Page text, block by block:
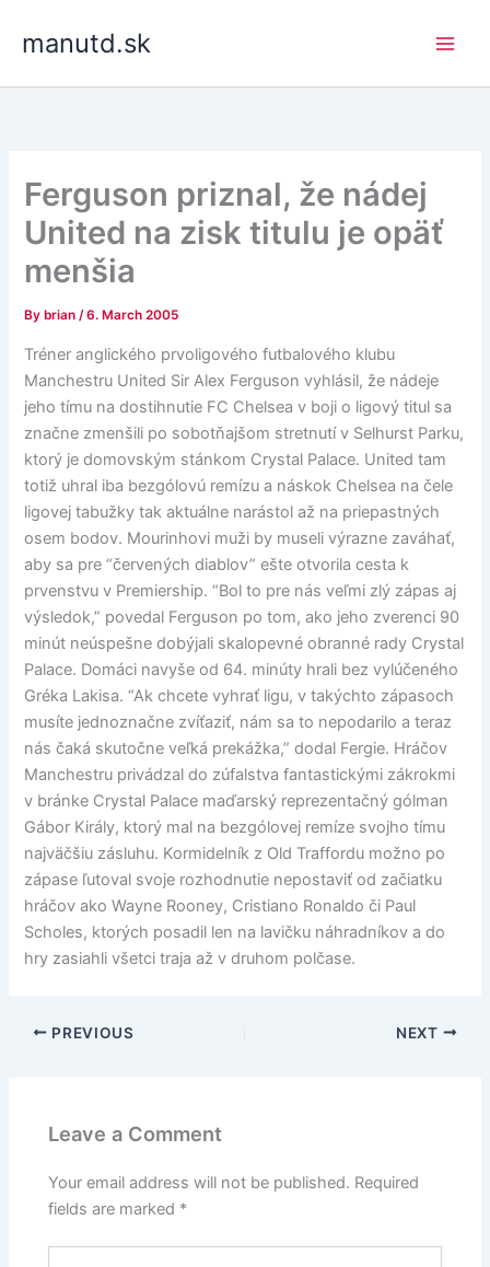
manutd.sk
Ferguson priznal, že nádej
United na zisk titulu je opäť
menšia
By brian/6. March 2005
Tréner anglického prvoligového futbalového klubu
Manchestru United Sir Alex Ferguson vyhlásil, že nádeje
jeho tímu na dostihnutie FC Chelsea v boji o ligový titul sa
značne zmenšili po sobotňajšom stretnutí v Selhurst Parku,
ktorý je domovským stánkom Crystal Palace. United tam
totiž uhral iba bezgólovú remízu a náskok Chelsea na čele
ligovej tabužky tak aktuálne narástol až na priepastných
osem bodov. Mourinhovi muži by museli výrazne zaváhať,
aby sa pre “červených diablov” ešte otvorila cesta k
prvenstvu v Premiership. “Bol to pre nás veľmi zlý zápas aj
výsledok,” povedal Ferguson po tom, ako jeho zverenci 90
minút neúspešne dobýjali skalopevné obranné rady Crystal
Palace. Domáci navyše od 64. minúty hrali bez vylúčeného
Gréka Lakisa. “Ak chcete vyhrať ligu, v takýchto zápasoch
musíte jednoznačne zvíťaziť, nám sa to nepodarilo a teraz
nás čaká skutočne veľká prekážka,” dodal Fergie. Hráčov
Manchestru privádzal do zúfalstva fantastickými zákrokmi
v bránke Crystal Palace maďarský reprezentačný gólman
Gábor Király, ktorý mal na bezgólovej remíze svojho tímu
najväčšiu zásluhu. Kormidelník z Old Traffordu možno po
zápase ľutoval svoje rozhodnutie nepostaviť od začiatku
hráčov ako Wayne Rooney, Cristiano Ronaldo či Paul
Scholes, ktorých posadil len na lavičku náhradníkov a do
hry zasiahli všetci traja až v druhom polčase.
PREVIOUS NEXT
Leave a Comment
Your email address will not be published. Required
fields are marked *